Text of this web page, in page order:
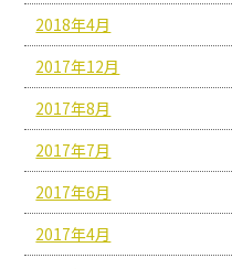
2018年4月
2017年12月
2017年8月
2017年7月
2017年6月
2017年4月